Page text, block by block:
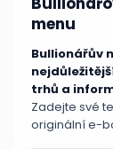
menu
Bullionářův
trhů a
Zadejte své
originální e-